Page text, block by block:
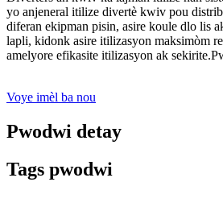
yo anjeneral itilize divertè kwiv pou
diferan ekipman pisin, asire koule dlo lis
lapli, kidonk asire itilizasyon maksimòm
amelyore efikasite itilizasyon ak
Voye imèl ba nou
Pwodwi detay
Tags pwodwi